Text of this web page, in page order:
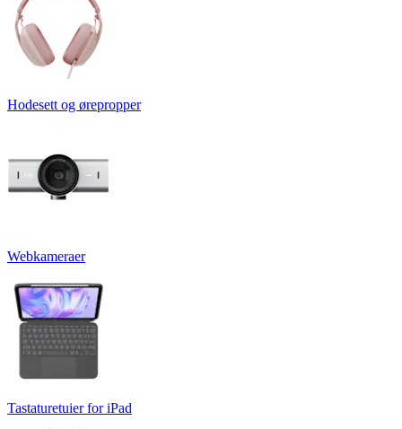
Hodesett og ørepropper
Webkameraer
Tastaturetuier for iPad